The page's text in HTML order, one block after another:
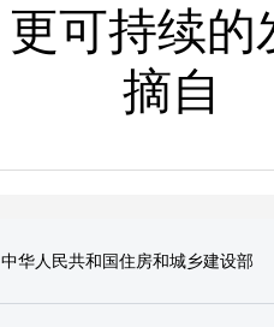
更可持续的
摘自
中华人民共和国住房和城乡建设部